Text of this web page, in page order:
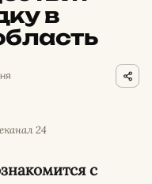
в
24
с